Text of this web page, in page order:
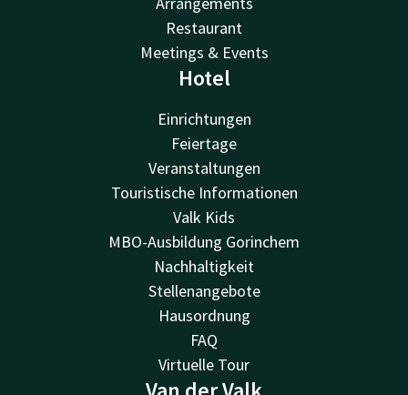
Restaurant
Meetings & Events
Hotel
Einrichtungen
Feiertage
Veranstaltungen
Touristische Informationen
Valk Kids
MBO-Ausbildung Gorinchem
Nachhaltigkeit
Stellenangebote
Hausordnung
FAQ
Virtuelle Tour